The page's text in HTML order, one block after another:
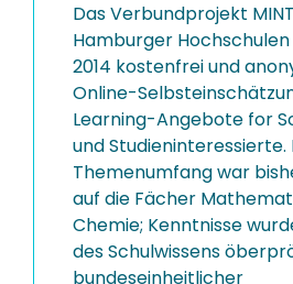
Das Verbundprojekt
Hamburger
2014 kostenfrei und
Online-
Learning-Angebote for
und Studieninteressierte.
Themenumfang war
auf die Fächer
Chemie; Kenntnisse
des Schulwissens
bundeseinheitlicher